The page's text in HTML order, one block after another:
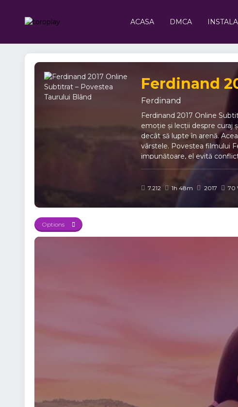
ACASA DMCA
Ferdinand
Ferdinand
Ferdinand 2017 Online
emoție și lecții despre curaj
decât să lupte în arenă.
vârstele. Povestea filmului
impunătoare, el evită
mutat într-o fermă specială
ajută să învețe curajul
valorilor tale. De ce să vezi
Personaje memorabile –
Disponibil cu subtitrare în
și emoție – combinația
bucură-te de o poveste
online cu subtitrare în
mult decât o animație –
experiență de neuitat
2017 Online Subtitrat este
7.212 1h 48m 2017 70
Options